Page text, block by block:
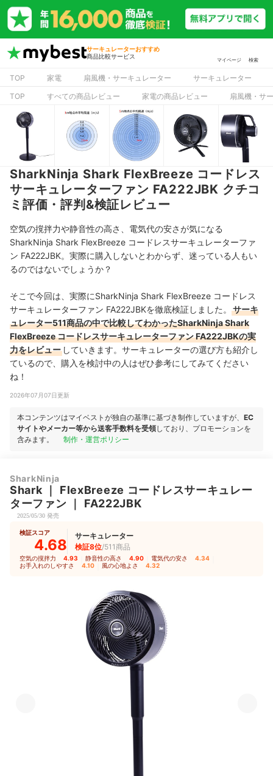
サーキュレーターおすすめ
商品比較サービス
マイページ 検索
TOP 家電 扇風機・サーキュレーター
サーキュレーター
TOP
すべての商品レビュー 家電の商品レビュー 扇風機・サ
SharkNinja Shark FlexBreeze コードレス
サーキュレーターファン FA222JBK クチコ
ミ評価・評判&検証レビュー
空気の撹拌力や静音性の高さ、電気代の安さが気になる
SharkNinja Shark FlexBreeze コードレスサーキュレーターファ
ン FA222JBK。実際に購入しないとわからず、迷っている人もい
るのではないでしょうか？
そこで今回は、実際にSharkNinja Shark FlexBreeze コードレス
サーキュレーターファン FA222JBKを徹底検証しました。
サーキ
ュレーター511商品の中で比較してわかったSharkNinja Shark
FlexBreeze コードレスサーキュレーターファン FA222JBKの実
力をレビュー していきます。サーキュレーターの選び方も紹介し
ているので、購入を検討中の人はぜひ参考にしてみてください
ね！
2026年07月07日更新
本コンテンツはマイベストが独自の基準に基づき制作していますが、 EC
サイトやメーカー等から送客手数料を受領しており、プロモーションを
含みます。
制作・運営ポリシー
SharkNinja
Shark
FlexBreeze コードレスサーキュレー
ターファン
FA222JBK
2025/05/30 発売
検証スコア
4.68
サーキュレーター
検証8位/511商品
空気の撹拌力 4.93 静音性の高さ 4.90 電気代の安さ 4.34
お手入れのしやすさ 4.10 風の心地よさ 4.32